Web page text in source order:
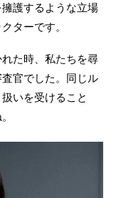
護するような立場
ターです。
た時、私たちを尋
官でした。同じル
いを受けること